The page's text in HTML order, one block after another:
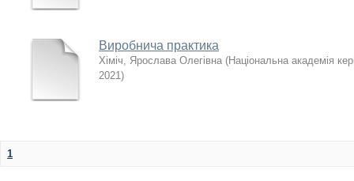
Виробнича практика
Хіміч, Ярослава Олегівна (Національна академія
2021)
1